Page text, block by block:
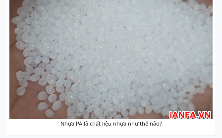
Nhựa PA là chất liệu nhựa như thế nào?